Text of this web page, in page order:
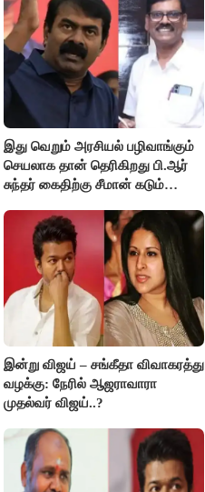
இது வெறும் அரசியல் பழிவாங்கும்
செயலாக தான் தெரிகிறது பி.ஆர்
சுந்தர் கைதிற்கு சீமான் கடும்
இன்று விஜய் – சங்கீதா விவாகரத்து
வழக்கு: நேரில் ஆஜராவாரா
முதல்வர் விஜய்..?